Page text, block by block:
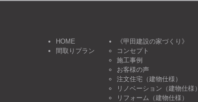
HOME
間取りプラン
《甲田建設の家づくり》
コンセプト
施工事例
お客様の声
注文住宅（建物仕様）
リノベーション（建物仕様）
リフォーム（建物仕様）